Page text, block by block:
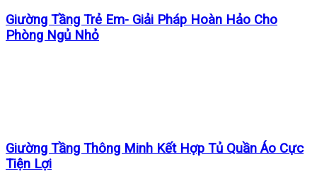
Giường Tầng Trẻ Em- Giải Pháp Hoàn Hảo Cho
Phòng Ngủ Nhỏ
Giường Tầng Thông Minh Kết Hợp Tủ Quần Áo Cực
Tiện Lợi